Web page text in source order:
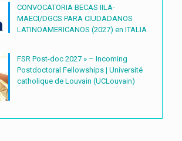
CONVOCATORIA BECAS IILA-
MAECI/DGCS PARA CIUDADANOS
LATINOAMERICANOS (2027) en ITALIA
FSR Post-doc 2027 » – Incoming
Postdoctoral Fellowships | Université
catholique de Louvain (UCLouvain)